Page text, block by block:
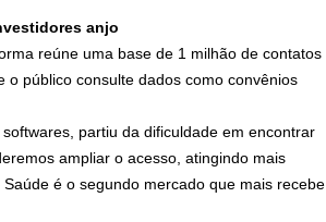
anjo
reúne uma base de 1 milhão de contatos
público consulte dados como convênios
partiu da dificuldade em encontrar
ampliar o acesso, atingindo mais
é o segundo mercado que mais recebe